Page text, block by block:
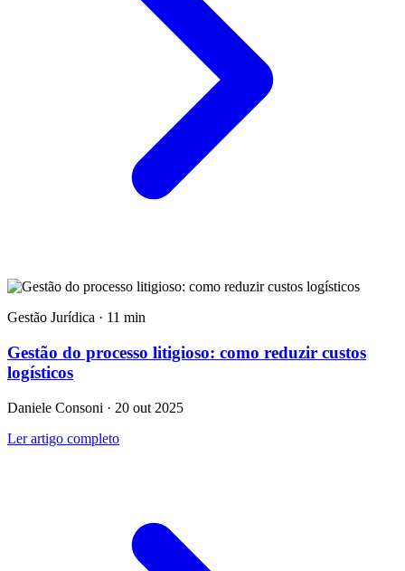
Gestão Jurídica · 11 min
Gestão do processo litigioso: como reduzir custos
logísticos
Daniele Consoni · 20 out 2025
Ler artigo completo